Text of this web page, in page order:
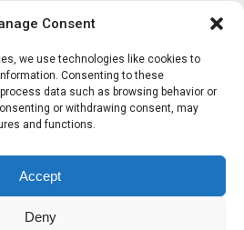
Consent
we use technologies like cookies to
Consenting to these
data such as browsing behavior or
or withdrawing consent, may
and functions.
Accept
Deny